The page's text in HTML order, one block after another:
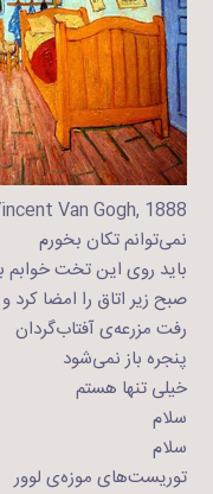
Van Gogh, 1888
نمی‌توانم تکان بخورم
باید روی این تخت خوابم
صبح زیر اتاق را امضا کرد و
رفت مزرعه‌ی آفتاب‌گردان
پنجره باز نمی‌شود
خیلی تنها هستم
سلام
سلام
توریست‌های موزه‌ی لوور